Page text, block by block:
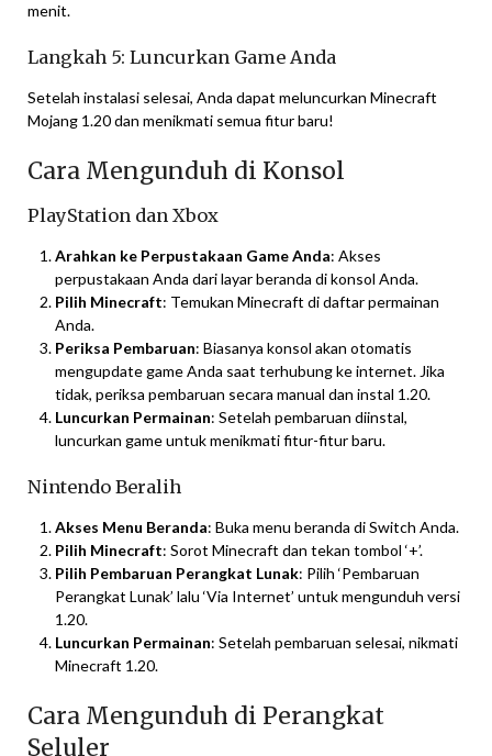
menit.
Langkah 5: Luncurkan Game Anda
Setelah instalasi selesai, Anda dapat meluncurkan Minecraft
Mojang 1.20 dan menikmati semua fitur baru!
Cara Mengunduh di Konsol
PlayStation dan Xbox
Arahkan ke Perpustakaan Game Anda: Akses
perpustakaan Anda dari layar beranda di konsol Anda.
Pilih Minecraft: Temukan Minecraft di daftar permainan
Anda.
Periksa Pembaruan: Biasanya konsol akan otomatis
mengupdate game Anda saat terhubung ke internet. Jika
tidak, periksa pembaruan secara manual dan instal 1.20.
Luncurkan Permainan: Setelah pembaruan diinstal,
luncurkan game untuk menikmati fitur-fitur baru.
Nintendo Beralih
Akses Menu Beranda: Buka menu beranda di Switch Anda.
Pilih Minecraft: Sorot Minecraft dan tekan tombol ‘+’.
Pilih Pembaruan Perangkat Lunak: Pilih ‘Pembaruan
Perangkat Lunak’ lalu ‘Via Internet’ untuk mengunduh versi
1.20.
Luncurkan Permainan: Setelah pembaruan selesai, nikmati
Minecraft 1.20.
Cara Mengunduh di Perangkat
Seluler